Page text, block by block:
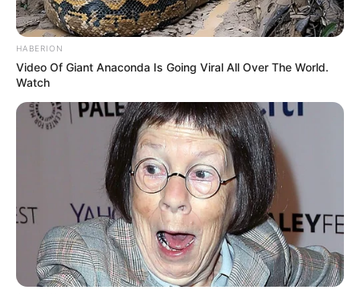
(foto: instagram/kimjaehwanhk)
3. Biasa tampil dengan poni, ini potret Jaehwan ketika difoto
tanpa poni
HABERION
Video Of Giant Anaconda Is Going Viral All Over The World.
Watch